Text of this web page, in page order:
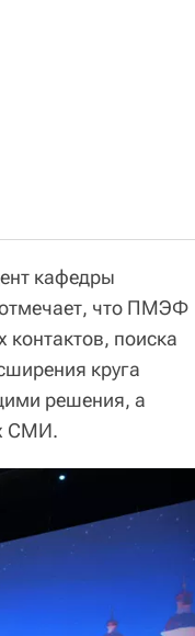
кафедры
отмечает, что ПМЭФ
контактов, поиска
круга
решения, а
СМИ.